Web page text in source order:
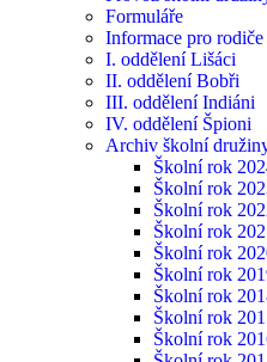
Formuláře
Informace pro rodiče
I. oddělení Lišáci
II. oddělení Bobři
III. oddělení Indiáni
IV. oddělení Špioni
Archiv školní
Školní rok
Školní rok
Školní rok
Školní rok
Školní rok
Školní rok
Školní rok
Školní rok
Školní rok